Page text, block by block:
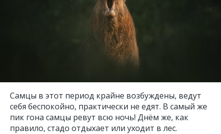
Самцы в этот период крайне возбуждены, ведут
себя беспокойно, практически не едят. В самый же
пик гона самцы ревут всю ночь! Днём же, как
правило, стадо отдыхает или уходит в лес.